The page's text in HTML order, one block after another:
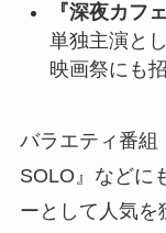
『深夜カフ
単独主演と
映画祭にも
バラエティ番組
SOLO』などに
ーとして人気を